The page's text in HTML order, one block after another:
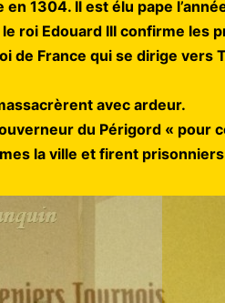
1304. Il est élu pape
roi Edouard III confirme les
de France qui se dirige vers
avec ardeur.
du Périgord « pour
la ville et firent